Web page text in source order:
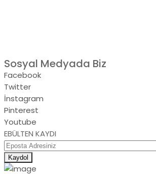
Sosyal Medyada Biz
Facebook
Twitter
İnstagram
Pinterest
Youtube
EBÜLTEN KAYDI
Kaydol